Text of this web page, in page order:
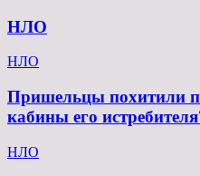
НЛО
НЛО
Пришельцы похитили
кабины его
НЛО